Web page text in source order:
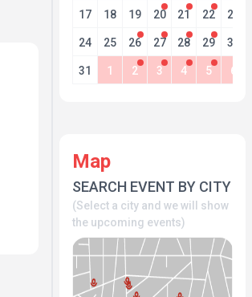
17 18 19 20 21 22 23
24 25 26 27 28 29 30
31 1 2 3 4 5 6
Map
SEARCH EVENT BY CITY
(Select a city and we will show
the upcoming events)